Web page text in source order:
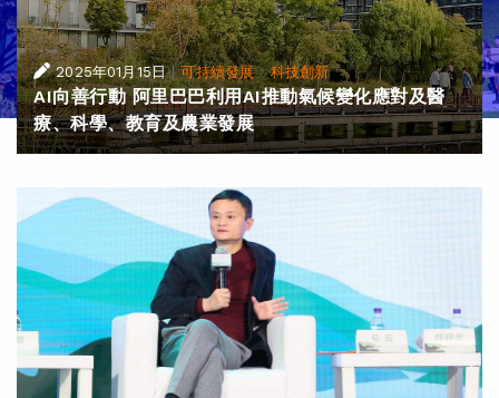
2025年01月15日 |可持續發展·科技創新
AI向善行動 阿里巴巴利用AI推動氣候變化應對及醫
療、科學、教育及農業發展